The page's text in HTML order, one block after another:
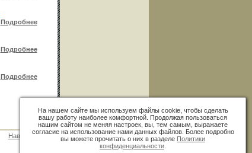
Подробнее
Подробнее
Подробнее
Наверх »
На нашем сайте мы используем файлы cookie, чтобы сделать
вашу работу наиболее комфортной. Продолжая пользоваться
нашим сайтом не меняя настроек, вы, тем самым, выражаете
согласие на использование нами данных файлов. Более подробно
вы можете прочитать о них в разделе Политики
конфиденциальности